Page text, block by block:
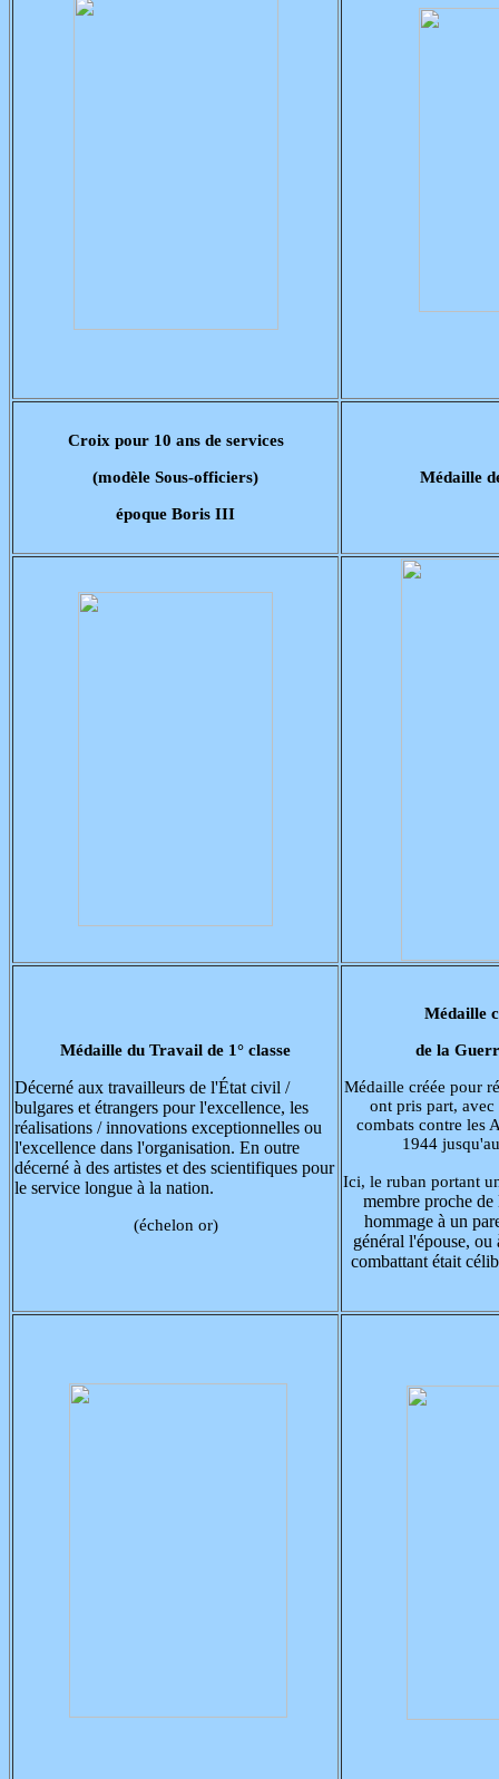
Croix pour 10 ans de services
(modèle Sous-officiers)
époque Boris III
Médaille
Médaille du Travail de 1° classe
Décerné aux travailleurs de l'État civil /
bulgares et étrangers pour l'excellence, les
réalisations / innovations exceptionnelles ou
l'excellence dans l'organisation. En outre
décerné à des artistes et des scientifiques pour
le service longue à la nation.
(échelon or)
Médaille
de la
Médaille créée pour
ont pris part,
combats contre les
1944
Ici, le ruban portant
membre proche
hommage à un
général l'épouse,
combattant était